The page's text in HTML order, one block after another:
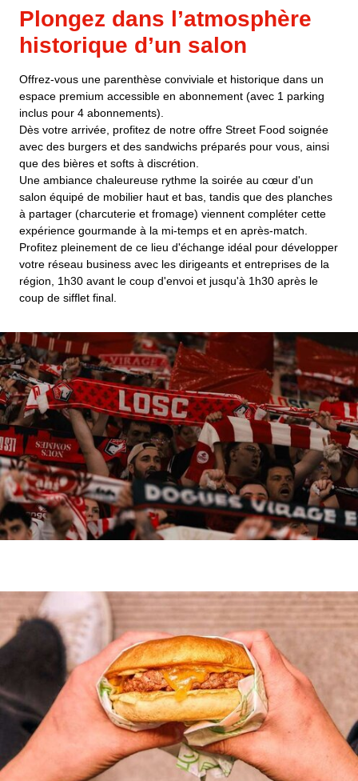
Plongez dans l’atmosphère
historique d’un salon
Offrez-vous une parenthèse conviviale et historique dans un
espace premium accessible en abonnement (avec 1 parking
inclus pour 4 abonnements).
Dès votre arrivée, profitez de notre offre Street Food soignée
avec des burgers et des sandwichs préparés pour vous, ainsi
que des bières et softs à discrétion.
Une ambiance chaleureuse rythme la soirée au cœur d'un
salon équipé de mobilier haut et bas, tandis que des planches
à partager (charcuterie et fromage) viennent compléter cette
expérience gourmande à la mi-temps et en après-match.
Profitez pleinement de ce lieu d'échange idéal pour développer
votre réseau business avec les dirigeants et entreprises de la
région, 1h30 avant le coup d'envoi et jusqu'à 1h30 après le
coup de sifflet final.